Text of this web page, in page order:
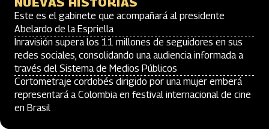
Este es el gabinete que acompañará al presidente
Abelardo de la Espriella
Inravisión supera los 11 millones de seguidores en sus
redes sociales, consolidando una audiencia informada a
través del Sistema de Medios Públicos
Cortometraje cordobés dirigido por una mujer emberá
representará a Colombia en festival internacional de cine
en Brasil